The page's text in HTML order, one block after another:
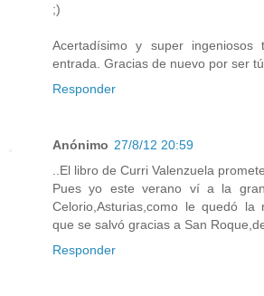
;)
Acertadísimo y super ingeniosos
entrada. Gracias de nuevo por ser
Responder
Anónimo 27/8/12 20:59
..El libro de Curri Valenzuela promete
Pues yo este verano ví a la
Celorio,Asturias,como le quedó
que se salvó gracias a San
Responder